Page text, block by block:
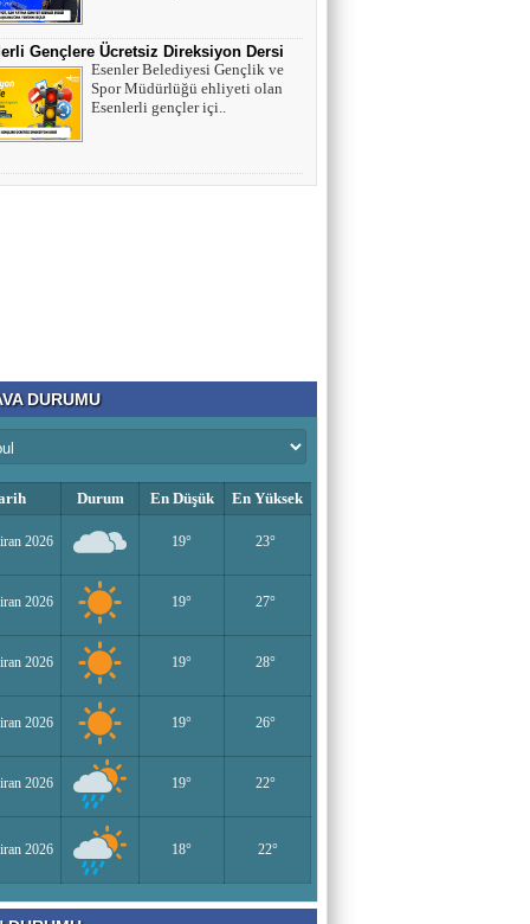
YENİ PARTİ (Seçilmişlerin Mahvına,
Statükonun Devamına…)
HAMZA BALCI
"DİRİ DİRİ TOPRAĞA GÖMÜLEN
KIZA,HANGİ GÜNAHTAN ÖTÜRÜ
Tarık Sharabaty
Yapay Zeka ve İş Hayatındaki Değişimler
Esenlerin Ablası
BAŞARILI OLMANIN SIRLARI
Sümeyye KAYA
Miraç Gecesi
Muhammed Süleyman Çelebi
Gençlere Ücretsiz Direksiyon Dersi
Esenler Belediyesi Gençlik ve
Spor Müdürlüğü ehliyeti olan
Esenlerli gençler içi..
DURUMU
Durum En Düşük En Yüksek
2026 19° 23°
2026 19° 27°
2026 19° 28°
2026 19° 26°
2026 19° 22°
2026 18° 22°